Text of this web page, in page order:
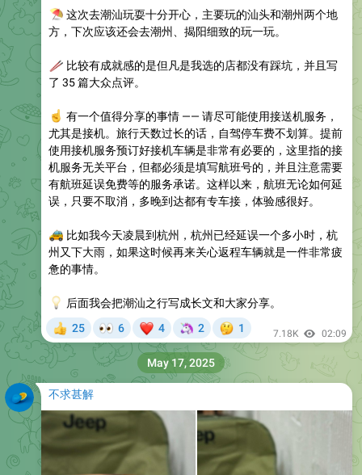
这次去潮汕玩耍十分开心，主要玩的汕头和潮州两个地
方，下次应该还会去潮州、揭阳细致的玩一玩。
比较有成就感的是但凡是我选的店都没有踩坑，并且写
了 35 篇大众点评。
有一个值得分享的事情 —— 请尽可能使用接送机服务，
尤其是接机。旅行天数过长的话，自驾停车费不划算。提前
使用接机服务预订好接机车辆是非常有必要的，这里指的接
机服务无关平台，但都必须是填写航班号的，并且注意需要
有航班延误免费等的服务承诺。这样以来，航班无论如何延
误，只要不取消，多晚到达都有专车接，体验感很好。
比如我今天凌晨到杭州，杭州已经延误一个多小时，杭
州又下大雨，如果这时候再来关心返程车辆就是一件非常疲
惫的事情。
后面我会把潮汕之行写成长文和大家分享。
25 6
❤
4
🦄
2
🤔
1 7.18K 02:09
不求甚解
May 17, 2025